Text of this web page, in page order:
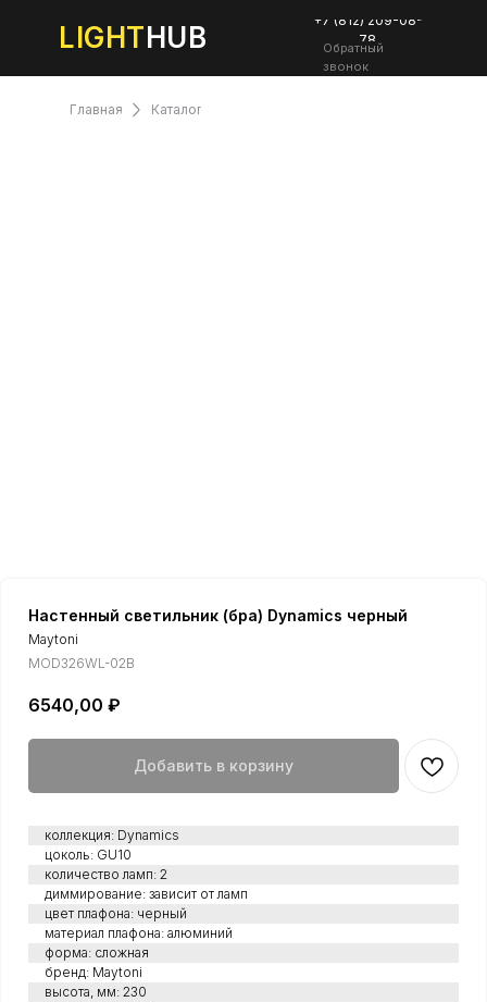
LIGHTHUB
+7 (812) 209-08-
78
Обратный
звонок
Каталог
Главная
Настенный светильник (бра) Dynamics черный
Maytoni
MOD326WL-02B
6540,00 ₽
Добавить в корзину
коллекция: Dynamics
цоколь: GU10
количество ламп: 2
диммирование: зависит от ламп
цвет плафона: черный
материал плафона: алюминий
форма: сложная
бренд: Maytoni
высота, мм: 230